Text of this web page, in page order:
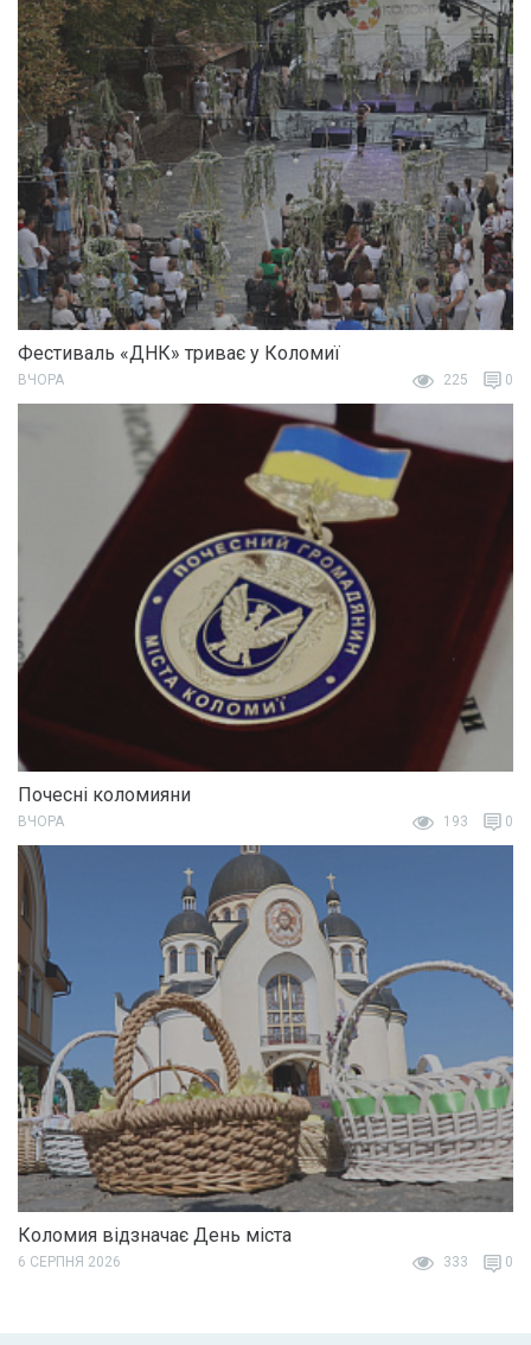
Фестиваль «ДНК» триває у Коломиї
ВЧОРА 225 0
Почесні коломияни
ВЧОРА 193 0
Коломия відзначає День міста
6 СЕРПНЯ 2026 333 0